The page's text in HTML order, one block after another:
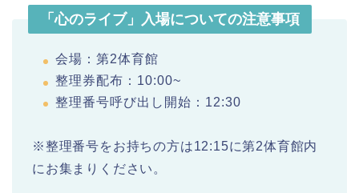
「心のライブ」入場についての注意事項
会場：第2体育館
整理券配布：10:00~
整理番号呼び出し開始：12:30
※整理番号をお持ちの方は12:15に第2体育館内
にお集まりください。